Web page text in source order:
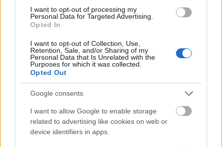
I want to opt-out of processing my
Personal Data for Targeted Advertising.
Opted In
I want to opt-out of Collection, Use,
Retention, Sale, and/or Sharing of my
Personal Data that Is Unrelated with the
Purposes for which it was collected.
Opted Out
Google consents
I want to allow Google to enable storage
related to advertising like cookies on web or
device identifiers in apps.